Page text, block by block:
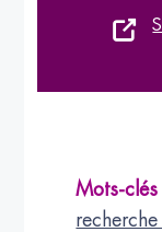
Mots-clés
recherche